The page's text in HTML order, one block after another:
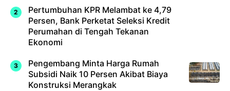
Pertumbuhan KPR Melambat ke 4,79
Persen, Bank Perketat Seleksi Kredit
Perumahan di Tengah Tekanan
Ekonomi
Pengembang Minta Harga Rumah
Subsidi Naik 10 Persen Akibat Biaya
Konstruksi Merangkak